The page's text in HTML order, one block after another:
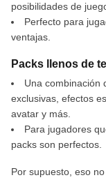
posibilidades de
Perfecto para
ventajas.
Packs llenos de
Una combinación
exclusivas, efectos
avatar y más.
Para jugadores
packs son perfectos.
Por supuesto, eso